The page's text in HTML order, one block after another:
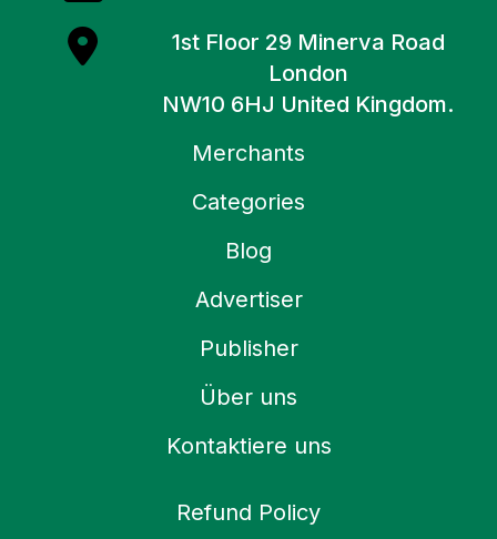
1st Floor 29 Minerva Road
London
NW10 6HJ United Kingdom.
Merchants
Categories
Blog
Advertiser
Publisher
Über uns
Kontaktiere uns
Refund Policy